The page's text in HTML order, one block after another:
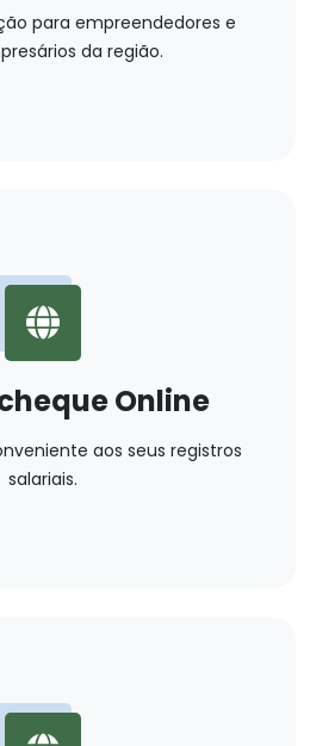
para empreendedores e
da região.
Online
aos seus registros
salariais.